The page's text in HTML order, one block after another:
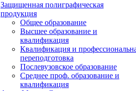
Защищенная полиграфическая
продукция
Общее образование
Высшее образование и
квалификация
Квалификация и
переподготовка
Послевузовское образование
Среднее проф. образование и
квалификация